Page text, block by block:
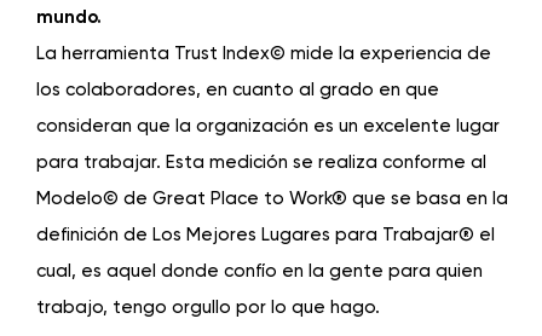
mundo.
La herramienta Trust Index© mide la experiencia de
los colaboradores, en cuanto al grado en que
consideran que la organización es un excelente lugar
para trabajar. Esta medición se realiza conforme al
Modelo© de Great Place to Work® que se basa en la
definición de Los Mejores Lugares para Trabajar® el
cual, es aquel donde confío en la gente para quien
trabajo, tengo orgullo por lo que hago.